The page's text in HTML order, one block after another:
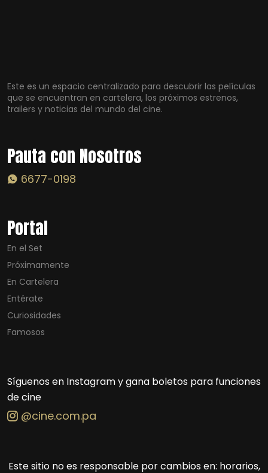
Este es un espacio centralizado para descubrir las películas
que se encuentran en cartelera, los próximos estrenos,
trailers y noticias del mundo del cine.
Pauta con Nosotros
6677-0198
Portal
En el Set
Próximamente
En Cartelera
Entérate
Curiosidades
Famosos
Síguenos en Instagram y gana boletos para funciones
de cine
@cine.com.pa
Este sitio no es responsable por cambios en: horarios,